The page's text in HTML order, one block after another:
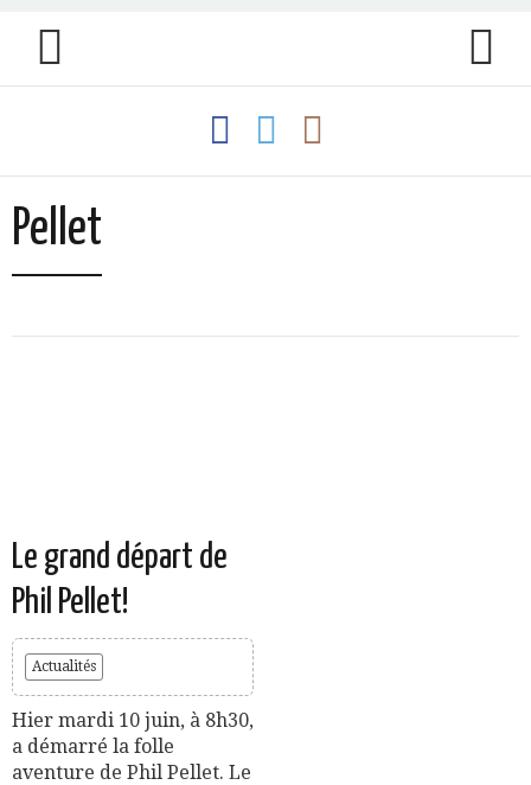
Pellet
Le grand départ de
Phil Pellet!
Actualités
Hier mardi 10 juin, à 8h30,
a démarré la folle
aventure de Phil Pellet. Le